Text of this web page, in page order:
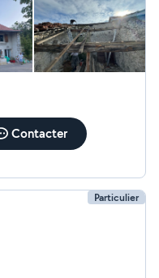
Contacter
Particulier